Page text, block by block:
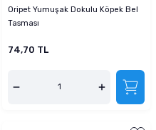
Oripet Yumuşak Dokulu Köpek Bel
Tasması
74,70 TL